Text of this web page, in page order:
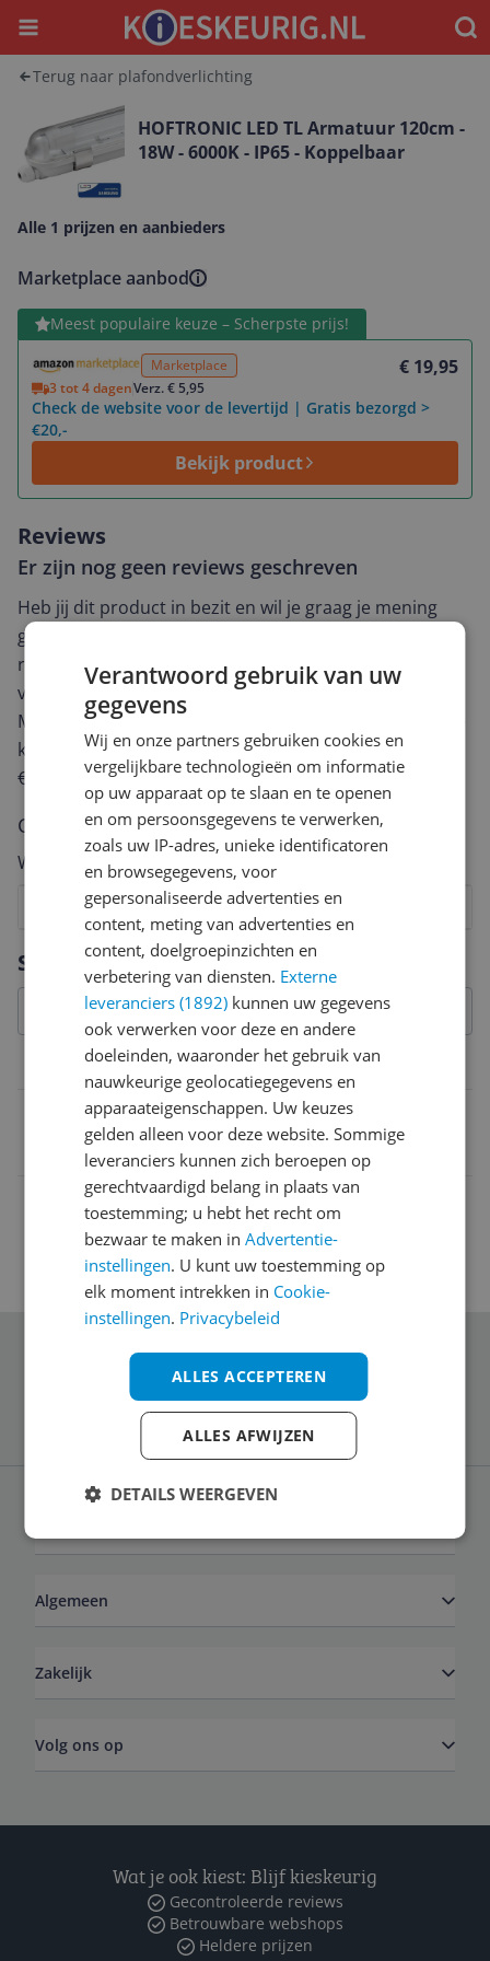
Menu
Terug naar plafondverlichting
HOFTRONIC LED TL Armatuur 120cm -
18W - 6000K - IP65 - Koppelbaar
Alle 1 prijzen en aanbieders
Marketplace aanbod
Meest populaire keuze – Scherpste prijs!
Marketplace € 19,95
3 tot 4 dagenVerz. € 5,95
Check de website voor de levertijd | Gratis bezorgd >
€20,-
Bekijk product
Bekijk product
Specificaties
Belangrijkste kenmerken
7439628361300
Reviews
Er zijn nog geen reviews geschreven
Heb jij dit product in bezit en wil je graag je mening
geven? Start dan hieronder met het schrijven van je
review. Afhankelijk van de details duurt het schrijven
van een review gemiddeld tussen de 3 en 10 minuten.
Met jouw mening help je andere bezoekers een betere
keuze te maken én maak je iedere maand kans op
€250,-!
Klik hier voor de actievoorwaarden.
Cijfer
Welk cijfer geef jij dit product?
7
6
5
4
3
2
Vraag 1 van 4
Schrijf je in voor onze nieuwsbrief
Algemeen
Zakelijk
Volg ons op
Wat je ook kiest: Blijf kieskeurig
Gecontroleerde reviews
Betrouwbare webshops
Heldere prijzen
Verantwoord gebruik van uw
gegevens
Wij en onze partners gebruiken cookies en
vergelijkbare technologieën om informatie
op uw apparaat op te slaan en te openen
en om persoonsgegevens te verwerken,
zoals uw IP-adres, unieke identificatoren
en browsegegevens, voor
gepersonaliseerde advertenties en
content, meting van advertenties en
content, doelgroepinzichten en
verbetering van diensten. Externe
leveranciers (1892) kunnen uw gegevens
ook verwerken voor deze en andere
doeleinden, waaronder het gebruik van
nauwkeurige geolocatiegegevens en
apparaateigenschappen. Uw keuzes
gelden alleen voor deze website. Sommige
leveranciers kunnen zich beroepen op
gerechtvaardigd belang in plaats van
toestemming; u hebt het recht om
bezwaar te maken inAdvertentie-
instellingen. U kunt uw toestemming op
elk moment intrekken in Cookie-
instellingen. Privacybeleid
ALLES ACCEPTEREN
ALLES AFWIJZEN
DETAILS WEERGEVEN